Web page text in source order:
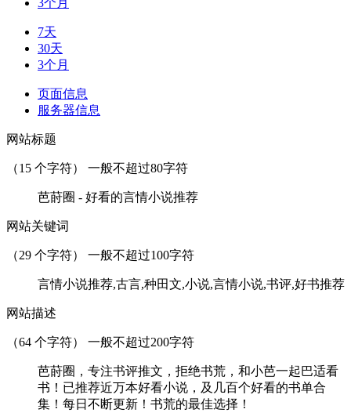
7天
30天
3个月
页面信息
服务器信息
网站标题
（15 个字符） 一般不超过80字符
芭莳圈 - 好看的言情小说推荐
网站关键词
（29 个字符） 一般不超过100字符
言情小说推荐,古言,种田文,小说,言情小说,书评,好书推荐
网站描述
（64 个字符） 一般不超过200字符
芭莳圈，专注书评推文，拒绝书荒，和小芭一起巴适看
书！已推荐近万本好看小说，及几百个好看的书单合
集！每日不断更新！书荒的最佳选择！